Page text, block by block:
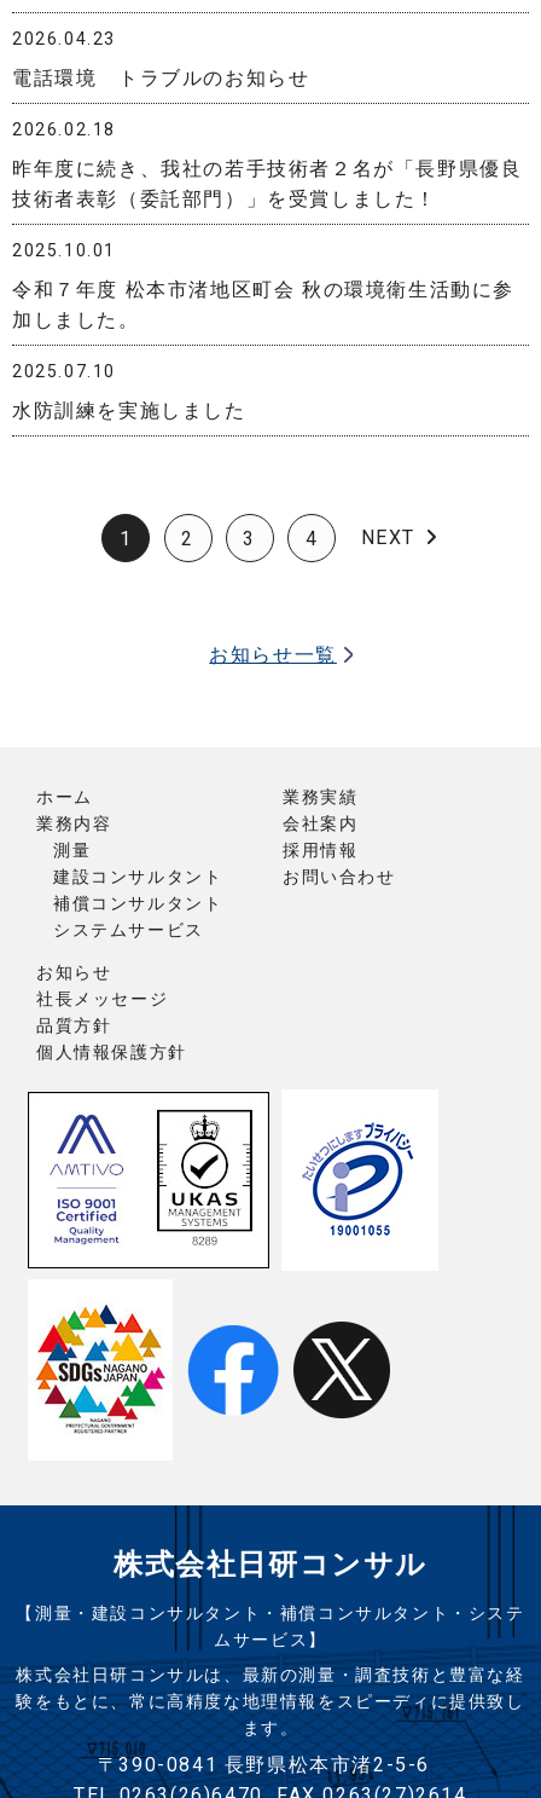
2026.04.23
電話環境 トラブルのお知らせ
2026.02.18
昨年度に続き、我社の若手技術者２名が「長野県優良
技術者表彰（委託部門）」を受賞しました！
2025.10.01
令和７年度 松本市渚地区町会 秋の環境衛生活動に参
加しました。
2025.07.10
水防訓練を実施しました
1 2 3 4 NEXT
お知らせ一覧
ホーム
業務内容
測量
建設コンサルタント
補償コンサルタント
システムサービス
業務実績
会社案内
採用情報
お問い合わせ
お知らせ
社長メッセージ
品質方針
個人情報保護方針
株式会社日研コンサル
【測量・建設コンサルタント・補償コンサルタント・システ
ムサービス】
株式会社日研コンサルは、最新の測量・調査技術と豊富な経
験をもとに、常に高精度な地理情報をスピーディに提供致し
ます。
〒390-0841 長野県松本市渚2-5-6